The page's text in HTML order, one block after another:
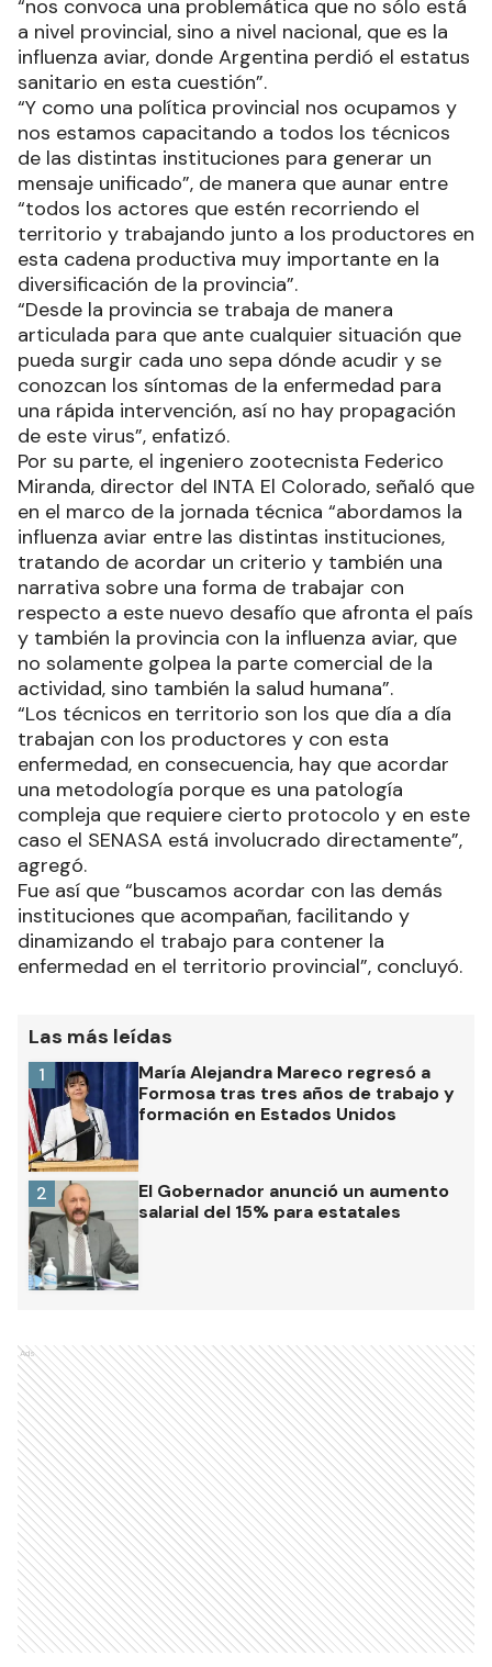
“nos convoca una problemática que no sólo está
a nivel provincial, sino a nivel nacional, que es la
influenza aviar, donde Argentina perdió el estatus
sanitario en esta cuestión”.
“Y como una política provincial nos ocupamos y
nos estamos capacitando a todos los técnicos
de las distintas instituciones para generar un
mensaje unificado”, de manera que aunar entre
“todos los actores que estén recorriendo el
territorio y trabajando junto a los productores en
esta cadena productiva muy importante en la
diversificación de la provincia”.
“Desde la provincia se trabaja de manera
articulada para que ante cualquier situación que
pueda surgir cada uno sepa dónde acudir y se
conozcan los síntomas de la enfermedad para
una rápida intervención, así no hay propagación
de este virus”, enfatizó.
Por su parte, el ingeniero zootecnista Federico
Miranda, director del INTA El Colorado, señaló que
en el marco de la jornada técnica “abordamos la
influenza aviar entre las distintas instituciones,
tratando de acordar un criterio y también una
narrativa sobre una forma de trabajar con
respecto a este nuevo desafío que afronta el país
y también la provincia con la influenza aviar, que
no solamente golpea la parte comercial de la
actividad, sino también la salud humana”.
“Los técnicos en territorio son los que día a día
trabajan con los productores y con esta
enfermedad, en consecuencia, hay que acordar
una metodología porque es una patología
compleja que requiere cierto protocolo y en este
caso el SENASA está involucrado directamente”,
agregó.
Fue así que “buscamos acordar con las demás
instituciones que acompañan, facilitando y
dinamizando el trabajo para contener la
enfermedad en el territorio provincial”, concluyó.
Las más leídas
María Alejandra Mareco regresó a
Formosa tras tres años de trabajo y
formación en Estados Unidos
1
El Gobernador anunció un aumento
salarial del 15% para estatales
2
Ads